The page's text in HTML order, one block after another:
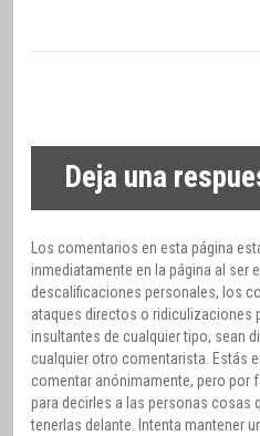
Deja una
Los comentarios en esta página
inmediatamente en la página al ser
descalificaciones personales, los
ataques directos o ridiculizaciones
insultantes de cualquier tipo, sean
cualquier otro comentarista. Estás
comentar anónimamente, pero por
para decirles a las personas cosas
tenerlas delante. Intenta mantener